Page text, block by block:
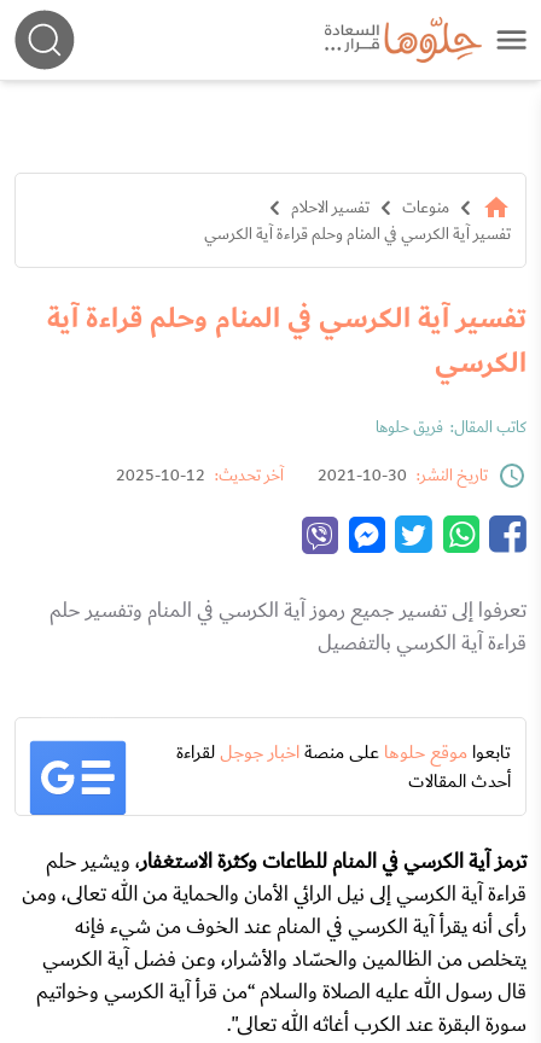
منوعات
تفسير الاحلام
تفسير آية الكرسي في المنام وحلم قراءة آية الكرسي
تفسير آية الكرسي في المنام وحلم قراءة آية
الكرسي
كاتب المقال: فريق حلوها
تاريخ النشر: 30-10-2021 آخر تحديث: 12-10-2025
تعرفوا إلى تفسير جميع رموز آية الكرسي في المنام وتفسير حلم
قراءة آية الكرسي بالتفصيل
تابعواموقع حلوهاعلى منصةاخبار جوجللقراءة
أحدث المقالات
ترمز آية الكرسي في المنام للطاعات وكثرة الاستغفار، ويشير حلم
قراءة آية الكرسي إلى نيل الرائي الأمان والحماية من الله تعالى، ومن
رأى أنه يقرأ آية الكرسي في المنام عند الخوف من شيء فإنه
يتخلص من الظالمين والحسّاد والأشرار، وعن فضل آية الكرسي
قال رسول الله عليه الصلاة والسلام “من قرأ آية الكرسي وخواتيم
سورة البقرة عند الكرب أغاثه الله تعالى".